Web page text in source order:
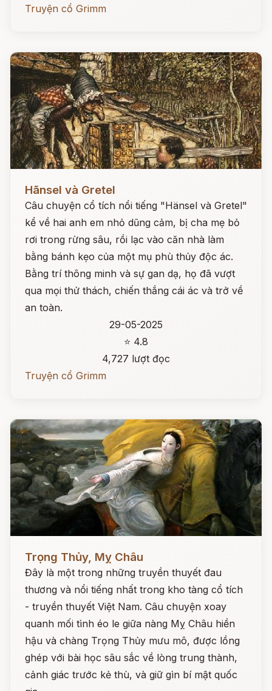
Truyện cổ Grimm
Hãnsel và Gretel
Câu chuyện cổ tích nổi tiếng "Hänsel và Gretel"
kể về hai anh em nhỏ dũng cảm, bị cha mẹ bỏ
rơi trong rừng sâu, rồi lạc vào căn nhà làm
bằng bánh kẹo của một mụ phù thủy độc ác.
Bằng trí thông minh và sự gan dạ, họ đã vượt
qua mọi thử thách, chiến thắng cái ác và trở về
an toàn.
29-05-2025
⭐ 4.8
4,727 lượt đọc
Truyện cổ Grimm
Trọng Thủy, Mỵ Châu
Đây là một trong những truyền thuyết đau
thương và nổi tiếng nhất trong kho tàng cổ tích
- truyền thuyết Việt Nam. Câu chuyện xoay
quanh mối tình éo le giữa nàng Mỵ Châu hiền
hậu và chàng Trọng Thủy mưu mô, được lồng
ghép với bài học sâu sắc về lòng trung thành,
cảnh giác trước kẻ thù, và giữ gìn bí mật quốc